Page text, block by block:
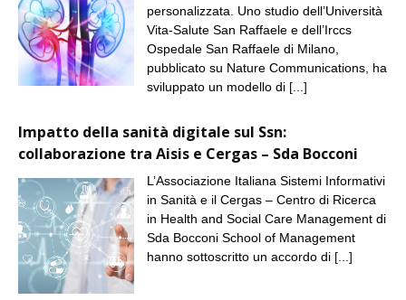
personalizzata. Uno studio dell’Università
Vita-Salute San Raffaele e dell’Irccs
Ospedale San Raffaele di Milano,
pubblicato su Nature Communications, ha
sviluppato un modello di [...]
Impatto della sanità digitale sul Ssn:
collaborazione tra Aisis e Cergas – Sda Bocconi
L’Associazione Italiana Sistemi Informativi
in Sanità e il Cergas – Centro di Ricerca
in Health and Social Care Management di
Sda Bocconi School of Management
hanno sottoscritto un accordo di [...]